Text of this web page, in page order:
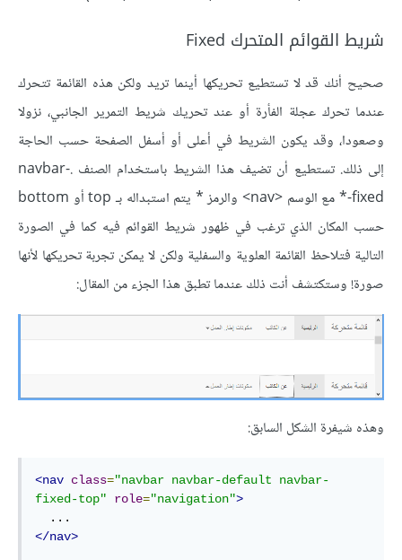
شريط القوائم المتحرك Fixed
صحيح أنك قد لا تستطيع تحريكها أينما تريد ولكن هذه القائمة تتحرك
عندما تحرك عجلة الفأرة أو عند تحريك شريط التمرير الجانبي، نزولا
وصعودا، وقد يكون الشريط في أعلى أو أسفل الصفحة حسب الحاجة
إلى ذلك. تستطيع أن تضيف هذا الشريط باستخدام الصنف .navbar-
fixed-* مع الوسم <nav> والرمز * يتم استبداله بـ top أو bottom
حسب المكان الذي ترغب في ظهور شريط القوائم فيه كما في الصورة
التالية فتلاحظ القائمة العلوية والسفلية ولكن لا يمكن تجربة تحريكها لأنها
صورة! وستكتشف أنت ذلك عندما تطبق هذا الجزء من المقال:
وهذه شيفرة الشكل السابق:
<nav class="navbar navbar-default navbar-
fixed-top"
role="navigation">
</nav>